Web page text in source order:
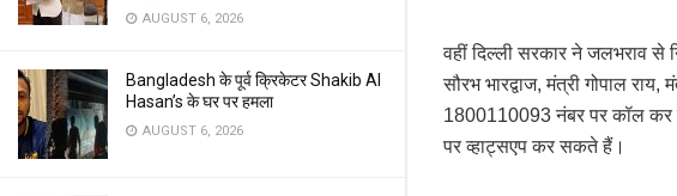
AUGUST 6, 2026
Bangladesh के पूर्व क्रिकेटर Shakib Al
Hasan’s के घर पर हमला
AUGUST 6, 2026
वहीं दिल्ली सरकार ने जलभराव
सौरभ भारद्वाज, मंत्री गोपाल
1800110093 नंबर पर कॉल
पर व्हाट्सएप कर सकते हैं।